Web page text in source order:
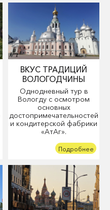
ВКУС ТРАДИЦИЙ
ВОЛОГОДЧИНЫ
Однодневный тур в
Вологду с осмотром
основных
достопримечательностей
и кондитерской фабрики
«АтАг».
Подробнее